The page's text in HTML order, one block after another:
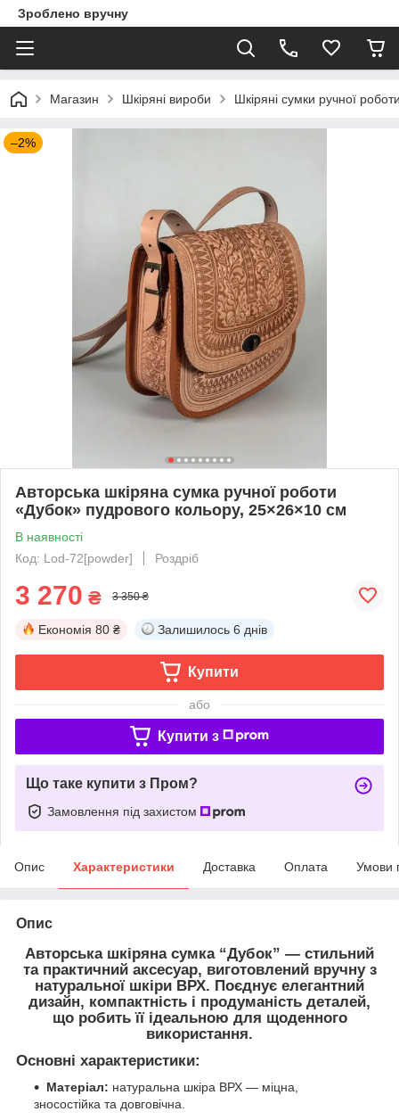
Зроблено вручну
Магазин Шкіряні вироби Шкіряні сумки ручної
–2%
Авторська шкіряна сумка ручної роботи
«Дубок» пудрового кольору, 25×26×10 см
В наявності
Код: Lod-72[powder]
Роздріб
3 270 ₴ 3 350 ₴
Економія 80 ₴ Залишилось 6 днів
Купити
або
Купити з
Що таке купити з Пром?
Замовлення під захистом
Опис Характеристики Доставка Оплата Умови
Опис
Авторська шкіряна сумка “Дубок” — стильний
та практичний аксесуар, виготовлений вручну з
натуральної шкіри ВРХ. Поєднує елегантний
дизайн, компактність і продуманість деталей,
що робить її ідеальною для щоденного
використання.
Основні характеристики:
Матеріал: натуральна шкіра ВРХ — міцна,
зносостійка та довговічна.